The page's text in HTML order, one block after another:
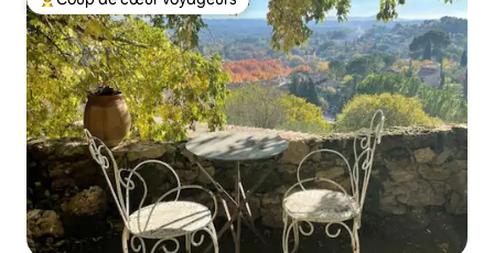
Coups de cœur voyageurs les plus appréciés